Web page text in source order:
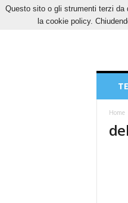
Sport
Home
Questo sito o gli strumenti terzi
la cookie policy.